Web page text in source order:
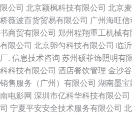
限公司 北京颖枫科技有限公司 北京
桥薇波百货贸易有限公司 广州海旺
书商贸有限公司 郑州程翔重工机械有
有限公司 北京卵匀科技有限公司 临
厂. 信息技术咨询 苏州硕菲饰照明有
科科技有限公司 酒店餐饮管理 金沙谷
销售服务（广州）有限公司 湖南墨宝
南电影网 深圳市亿科华科技有限公司
司 宁夏平安安全技术服务有限公司